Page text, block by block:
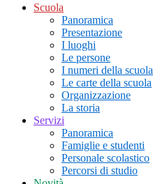
Scuola
Panoramica
Presentazione
I luoghi
Le persone
I numeri della scuola
Le carte della scuola
Organizzazione
La storia
Servizi
Panoramica
Famiglie e studenti
Personale scolastico
Percorsi di studio